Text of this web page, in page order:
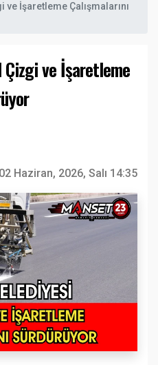
ve İşaretleme Çalışmalarını
Çizgi ve İşaretleme
02 Haziran, 2026, Salı 14:35